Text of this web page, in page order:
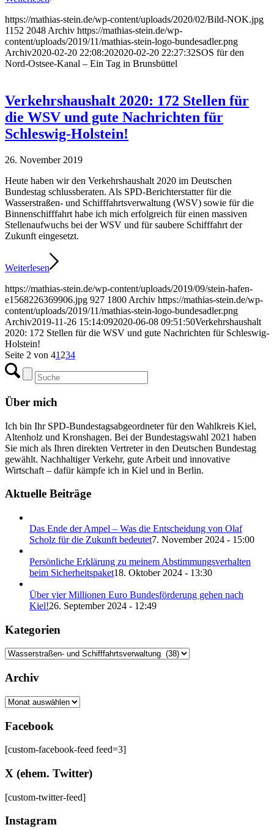
https://mathias-stein.de/wp-content/uploads/2020/02/Bild-NOK.jpg
1152 2048 Archiv https://mathias-stein.de/wp-
content/uploads/2019/11/mathias-stein-logo-bundesadler.png
Archiv2020-02-20 22:08:202020-02-20 22:27:32SOS für den
Nord-Ostsee-Kanal – Ein Tag in Brunsbüttel
Verkehrshaushalt 2020: 172 Stellen für
die WSV und gute Nachrichten für
Schleswig-Holstein!
26. November 2019
Heute haben wir den Verkehrshaushalt 2020 im Deutschen
Bundestag schlussberaten. Als SPD-Berichterstatter für die
Wasserstraßen- und Schifffahrtsverwaltung (WSV) sowie für die
Binnenschifffahrt habe ich mich erfolgreich für einen massiven
Stellenaufwuchs bei der WSV und für saubere Schifffahrt der
Zukunft eingesetzt.
Weiterlesen
https://mathias-stein.de/wp-content/uploads/2019/09/stein-hafen-
e1568226369906.jpg 927 1800 Archiv https://mathias-stein.de/wp-
content/uploads/2019/11/mathias-stein-logo-bundesadler.png
Archiv2019-11-26 15:14:092020-06-08 09:51:50Verkehrshaushalt
2020: 172 Stellen für die WSV und gute Nachrichten für Schleswig-
Holstein!
Seite 2 von 41 234
Über mich
Ich bin Ihr SPD-Bundestagsabgeordneter für den Wahlkreis Kiel,
Altenholz und Kronshagen. Bei der Bundestagswahl 2021 haben
Sie mich als Ihren direkten Vertreter in den Deutschen Bundestag
gewählt. Nachhaltiger Verkehr, gute Arbeit und innovative
Wirtschaft – dafür kämpfe ich in Kiel und in Berlin.
Aktuelle Beiträge
Das Ende der Ampel – Was die Entscheidung von Olaf
Scholz für die Zukunft bedeutet7. November 2024 - 15:00
Persönliche Erklärung zu meinem Abstimmungsverhalten
beim Sicherheitspaket18. Oktober 2024 - 13:30
Über vier Millionen Euro Bundesförderung gehen nach
Kiel!26. September 2024 - 12:49
Kategorien
Archiv
Archiv
Facebook
[custom-facebook-feed feed=3]
X (ehem. Twitter)
[custom-twitter-feed]
Instagram